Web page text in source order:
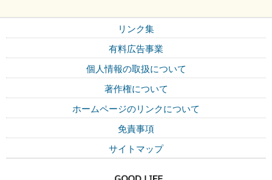
リンク集
有料広告事業
個人情報の取扱について
著作権について
ホームページのリンクについて
免責事項
サイトマップ